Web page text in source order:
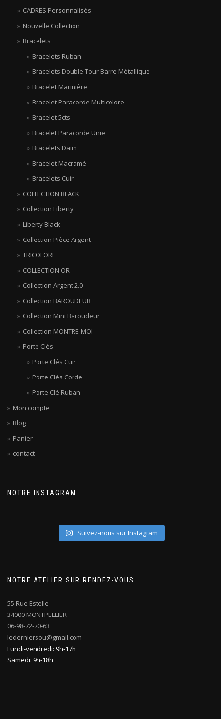
CADRES Personnalisés
Nouvelle Collection
Bracelets
Bracelets Ruban
Bracelets Double Tour Barre Métallique
Bracelet Marinière
Bracelet Paracorde Multicolore
Bracelet 5cts
Bracelet Paracorde Unie
Bracelets Daim
Bracelet Macramé
Bracelets Cuir
COLLECTION BLACK
Collection Liberty
Liberty Black
Collection Pièce Argent
TRICOLORE
COLLECTION OR
Collection Argent 2.0
Collection BAROUDEUR
Collection Mini Baroudeur
Collection MONTRE-MOI
Porte Clés
Porte Clés Cuir
Porte Clés Corde
Porte Clé Ruban
Mon compte
Blog
Panier
contact
NOTRE INSTAGRAM
Suivez-nous sur Instagram
NOTRE ATELIER SUR RENDEZ-VOUS
55 Rue Estelle
34000 MONTPELLIER
06-98-72-70-63
lederniersou@gmail.com
Lundi-vendredi: 9h-17h
Samedi: 9h-18h